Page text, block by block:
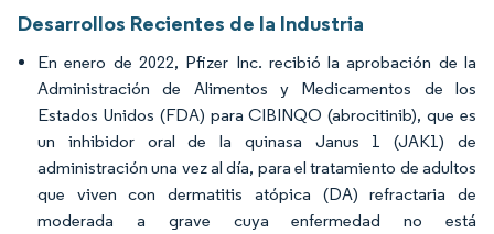
Desarrollos Recientes de la Industria
En enero de 2022, Pfizer Inc. recibió la aprobación de la
Administración de Alimentos y Medicamentos de los
Estados Unidos (FDA) para CIBINQO (abrocitinib), que es
un inhibidor oral de la quinasa Janus 1 (JAK1) de
administración una vez al día, para el tratamiento de adultos
que viven con dermatitis atópica (DA) refractaria de
moderada a grave cuya enfermedad no está